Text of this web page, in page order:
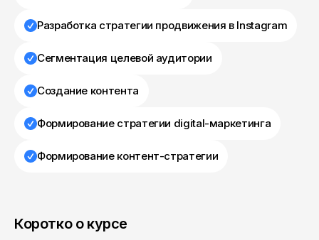
Разработка стратегии продвижения в Instagram
Сегментация целевой аудитории
Создание контента
Формирование стратегии digital-маркетинга
Формирование контент-стратегии
Коротко о курсе